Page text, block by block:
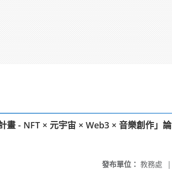
畫 - NFT × 元宇宙 × Web3 × 音樂創作」論
發布單位： 教務處 |